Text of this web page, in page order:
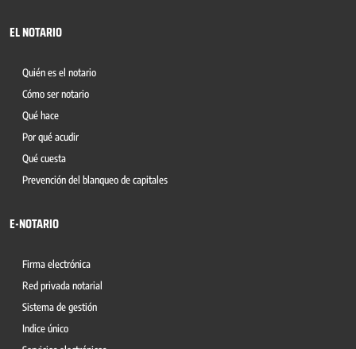
EL NOTARIO
Quién es el notario
Cómo ser notario
Qué hace
Por qué acudir
Qué cuesta
Prevención del blanqueo de capitales
E-NOTARIO
Firma electrónica
Red privada notarial
Sistema de gestión
Indice único